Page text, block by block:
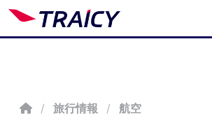
/ 旅行情報 航空